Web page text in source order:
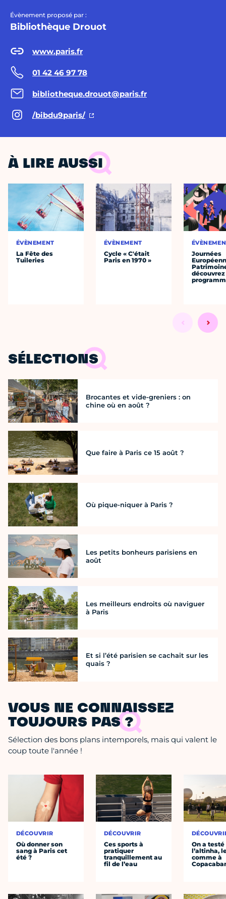
Évènement proposé par :
Bibliothèque Drouot
www.paris.fr
01 42 46 97 78
bibliotheque.drouot@paris.fr
/bibdu9paris/
À LIRE AUSSI
ÉVÈNEMENT
La Fête des
Tuileries
ÉVÈNEMENT
Cycle « C'était
Paris en 1970 »
Journées
SÉLECTIONS
Brocantes et vide-greniers : on
chine où en août ?
Que faire à Paris ce 15 août ?
Où pique-niquer à Paris ?
Les petits bonheurs parisiens en
août
Les meilleurs endroits où naviguer
à Paris
Et si l’été parisien se cachait sur les
quais ?
VOUS NE CONNAISSEZ
TOUJOURS PAS ?
Sélection des bons plans intemporels, mais qui valent le
coup toute l'année !
DÉCOUVRIR
Où donner son
sang à Paris cet
été ?
DÉCOUVRIR
Ces sports à
pratiquer
tranquillement au
fil de l’eau
On a testé
l’altinha,
comme à